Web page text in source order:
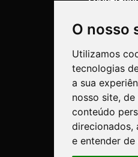
O nosso
Utilizamos
tecnologias
a sua
nosso site,
conteúdo
direcionados,
e entender
Goizper